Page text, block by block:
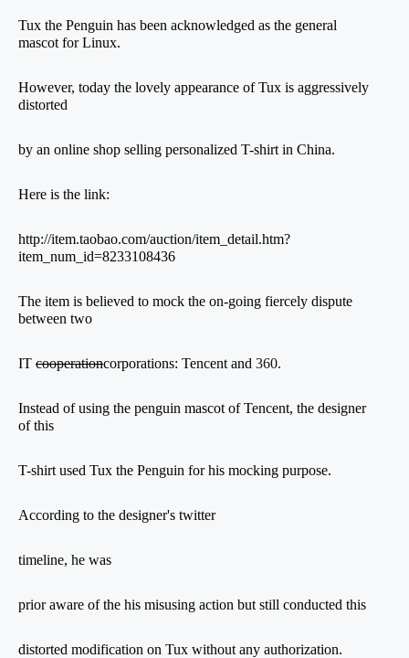
Tux the Penguin has been acknowledged as the general
mascot for Linux.
However, today the lovely appearance of Tux is aggressively
distorted
by an online shop selling personalized T-shirt in China.
Here is the link:
http://item.taobao.com/auction/item_detail.htm?
item_num_id=8233108436
The item is believed to mock the on-going fiercely dispute
between two
IT cooperationcorporations: Tencent and 360.
Instead of using the penguin mascot of Tencent, the designer
of this
T-shirt used Tux the Penguin for his mocking purpose.
According to the designer's twitter
timeline, he was
prior aware of the his misusing action but still conducted this
distorted modification on Tux without any authorization.